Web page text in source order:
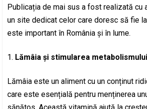
Publicația de mai sus a fost realizată cu
un site dedicat celor care doresc să fie
este important în România și în lume.
Lămâia și stimularea metabolismului
Lămâia este un aliment cu un conținut
care este esențială pentru menținerea
sănătos. Această vitamină ajută la